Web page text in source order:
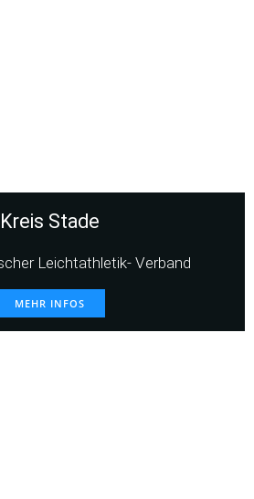
Kreis Stade
Leichtathletik- Verband
MEHR INFOS